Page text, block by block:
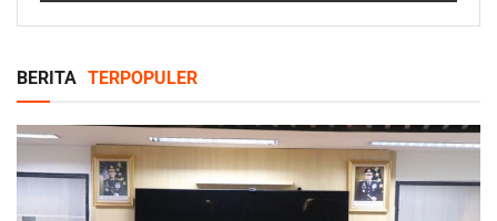
BERITA TERPOPULER